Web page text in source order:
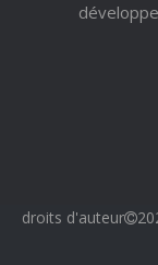
droits d'auteur